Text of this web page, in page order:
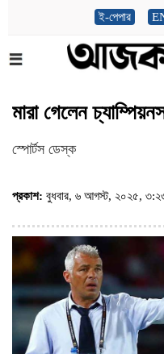
ই-পেপার
মারা গেলেন
স্পোর্টস ডেস্ক
প্রকাশ: বুধবার, ৬ আগস্ট, ২০২৫,